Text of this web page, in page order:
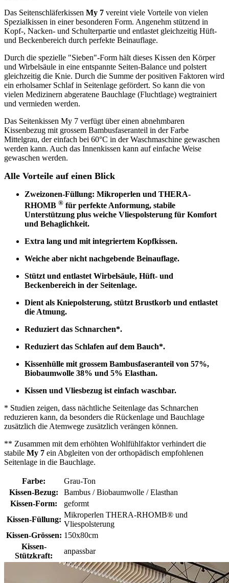
Das Seitenschläferkissen My 7 vereint viele Vorteile von vielen
Spezialkissen in einer besonderen Form. Angenehm stützend in
Kopf-, Nacken- und Schulterpartie und entlastet gleichzeitig Hüft-
und Beckenbereich durch perfekte Beinauflage.
Durch die spezielle "Sieben"-Form hält dieses Kissen den Körper
und Wirbelsäule in eine entspannte Seiten-Balance und polstert
gleichzeitig die Knie. Durch die Summe der positiven Faktoren wird
ein erholsamer Schlaf in Seitenlage gefördert. So kann die von
vielen Medizinern abgeratene Bauchlage (Fluchtlage) wegtrainiert
und vermieden werden.
Das Seitenkissen My 7 verfügt über einen abnehmbaren
Kissenbezug mit grossem Bambusfaseranteil in der Farbe
Mittelgrau, der einfach bei 60°C in der Waschmaschine gewaschen
werden kann. Auch das Innenkissen kann auf einfache Weise
gewaschen werden.
Alle Vorteile auf einen Blick
Zweizonen-Füllung: Mikroperlen und THERA-
RHOMB ® für perfekte Anformung, stabile
Unterstützung plus weiche Vliespolsterung für Komfort
und Behaglichkeit.
Extra lang und mit integriertem Kopfkissen.
Weiche aber nicht nachgebende Beinauflage.
Stützt und entlastet Wirbelsäule, Hüft- und
Beckenbereich in der Seitenlage.
Dient als Kniepolsterung, stützt Brustkorb und entlastet
die Atmung.
Reduziert das Schnarchen*.
Reduziert das Schlafen auf dem Bauch*.
Kissenhülle mit grossem Bambusfaseranteil von 57%,
Biobaumwolle 38% und 5% Elasthan.
Kissen und Vliesbezug ist einfach waschbar.
* Studien zeigen, dass nächtliche Seitenlage das Schnarchen
reduzieren kann, da besonders die Rückenlage und Bauchlage
zusätzlich die Atemwege zusätzlich verängen können.
** Zusammen mit dem erhöhten Wohlfühlfaktor verhindert die
stabile My 7 ein Abgleiten von der orthopädisch empfohlenen
Seitenlage in die Bauchlage.
Farbe:
Grau-Ton
Kissen-Bezug:
Bambus / Biobaumwolle / Elasthan
Kissen-Form:
geformt
Kissen-Füllung:
Mikroperlen THERA-RHOMB® und
Vliespolsterung
Kissen-Grössen: 150x80cm
Kissen-
Stützkraft:
anpassbar